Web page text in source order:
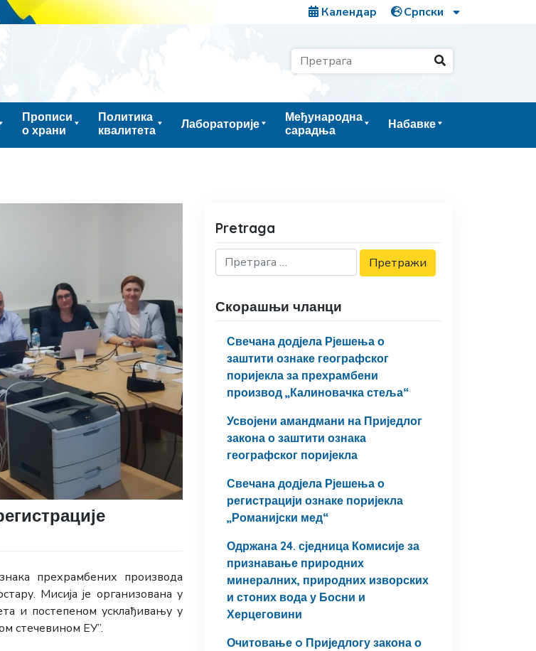
Календар
Прописи
о храни
Политика
квалитета
Лабораторије
Међународна
сарадња
Набавке
прехрамбених производа
Мисија је организована у
и постепеном усклађивању у
стечевином ЕУ”.
Pretraga
Скорашњи чланци
Свечана додјела Рјешења о
заштити ознаке географског
поријекла за прехрамбени
производ „Калиновачка стеља“
Усвојени амандмани на Приједлог
закона о заштити ознака
географског поријекла
Свечана додјела Рјешења о
регистрацији ознаке поријекла
„Романијски мед“
Одржана 24. сједница Комисије за
признавање природних
минералних, природних изворских
и стоних вода у Босни и
Херцеговини
Очитовање o Приједлогу закона о